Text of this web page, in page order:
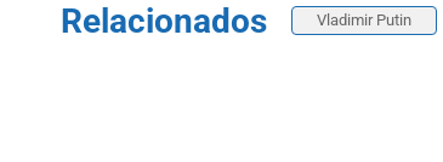
Relacionados Vladimir Putin